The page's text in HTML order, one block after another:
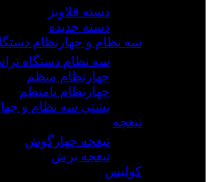
دسته قلاویز
دسته حدیده
سه نظام و چهارنظام
سه نظام دستگاه
چهارنظام منظم
چهارنظام نامنظم
پشتی سه نظام و
تیغچه
تیغچه چهارگوش
تیغچه برش
کولیس